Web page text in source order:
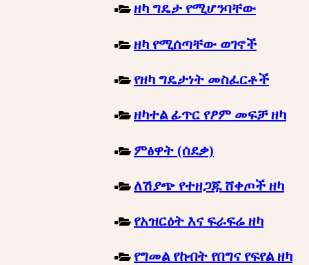
ዘካ ግዴታ የሚሆንባቸው
ዘካ የሚሰጣቸው ወገኖች
የዘካ ግዴታነት መስፈርቶች
ዘካተል ፊጥር የፆም መፍቻ ዘካ
ምፅዋት (ሰደቃ)
ለሽያጭ የተዘጋጁ ሸቀጦች ዘካ
የአዝርዕት እና ፍራፍሬ ዘካ
የግመል የከብት የበግና የፍየል ዘካ